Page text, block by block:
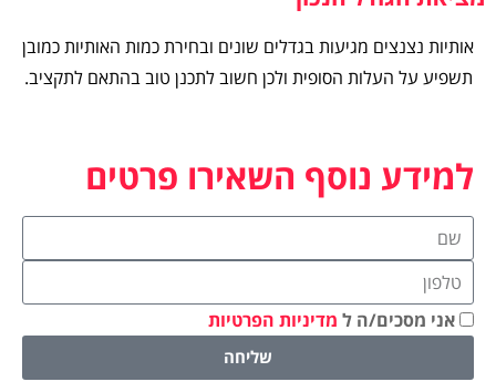
אותיות נצנצים מגיעות בגדלים שונים ובחירת כמות האותיות כמובן
תשפיע על העלות הסופית ולכן חשוב לתכנן טוב בהתאם לתקציב.
למידע נוסף השאירו פרטים
אני מסכים/ה ל מדיניות הפרטיות
שליחה